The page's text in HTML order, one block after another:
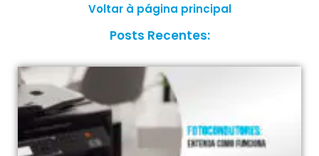
Voltar à página principal
Posts Recentes: